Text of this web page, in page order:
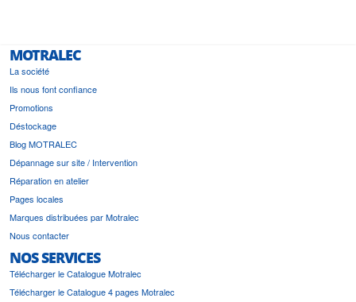
MOTRALEC
La société
Ils nous font confiance
Promotions
Déstockage
Blog MOTRALEC
Dépannage sur site / Intervention
Réparation en atelier
Pages locales
Marques distribuées par Motralec
Nous contacter
NOS SERVICES
Télécharger le Catalogue Motralec
Télécharger le Catalogue 4 pages Motralec